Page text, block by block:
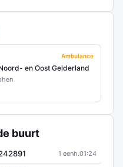
Ambulance
en Oost Gelderland
buurt
1 eenh.01:24